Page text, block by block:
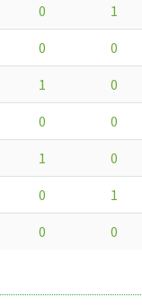
0 1
0 0
1 0
0 0
1 0
0 1
0 0